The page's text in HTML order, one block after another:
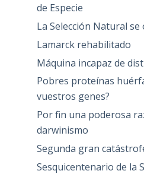
de Especie
La Selección Natural
Lamarck rehabilitado
Máquina incapaz de
Pobres proteínas
vuestros genes?
Por fin una poderosa
darwinismo
Segunda gran
Sesquicentenario de la